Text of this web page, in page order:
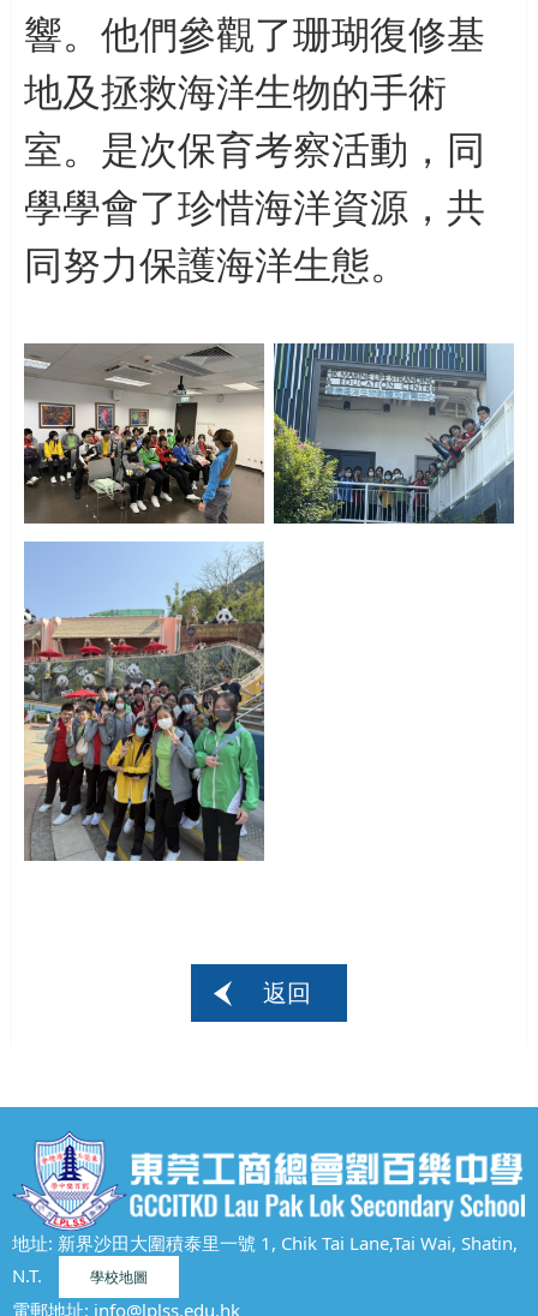
響。他們參觀了珊瑚復修基
地及拯救海洋生物的手術
室。是次保育考察活動，同
學學會了珍惜海洋資源，共
同努力保護海洋生態。
返回
地址: 新界沙田大圍積泰里一號 1, Chik Tai Lane,Tai Wai, Shatin,
N.T.
學校地圖
電郵地址: info@lplss.edu.hk